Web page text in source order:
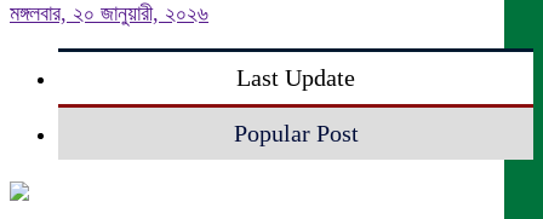
মঙ্গলবার, ২০ জানুয়ারী, ২০২৬
Last Update
Popular Post